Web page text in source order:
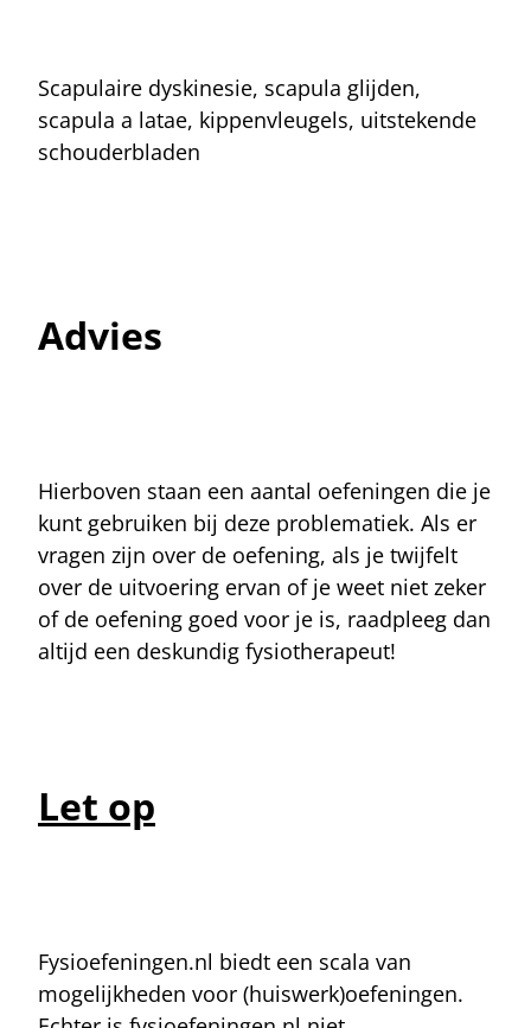
Scapulaire dyskinesie, scapula glijden,
scapula a latae, kippenvleugels, uitstekende
schouderbladen
Advies
Hierboven staan een aantal oefeningen die je
kunt gebruiken bij deze problematiek. Als er
vragen zijn over de oefening, als je twijfelt
over de uitvoering ervan of je weet niet zeker
of de oefening goed voor je is, raadpleeg dan
altijd een deskundig fysiotherapeut!
Let op
Fysioefeningen.nl biedt een scala van
mogelijkheden voor (huiswerk)oefeningen.